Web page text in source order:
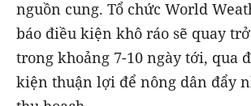
nguồn cung. Tổ chức World
báo điều kiện khô ráo sẽ quay
trong khoảng 7-10 ngày tới, qua
kiện thuận lợi để nông dân đẩy